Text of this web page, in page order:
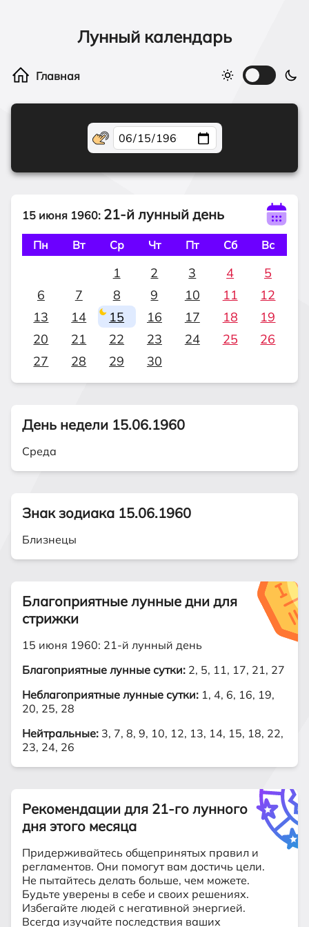
Лунный календарь
15 июня 1960: 21-й лунный день
Пн Вт Ср Чт Пт Сб Вс
1 2 3 4
5
6
7 8 9 10 11
12
13
14 15 16 17 18
19
20
21 22 23 24 25
26
27
28 29 30
День недели 15.06.1960
Среда
Знак зодиака 15.06.1960
Близнецы
Благоприятные лунные дни для
стрижки
15 июня 1960: 21-й лунный день
Благоприятные лунные сутки: 2, 5, 11, 17, 21, 27
Неблагоприятные лунные сутки: 1, 4, 6, 16, 19,
20, 25, 28
Нейтральные: 3, 7, 8, 9, 10, 12, 13, 14, 15, 18, 22,
23, 24, 26
Рекомендации для 21-го лунного
дня этого месяца
Придерживайтесь общепринятых правил и
регламентов. Они помогут вам достичь цели.
Не пытайтесь делать больше, чем можете.
Будьте уверены в себе и своих решениях.
Избегайте людей с негативной энергией.
Всегда изучайте последствия ваших